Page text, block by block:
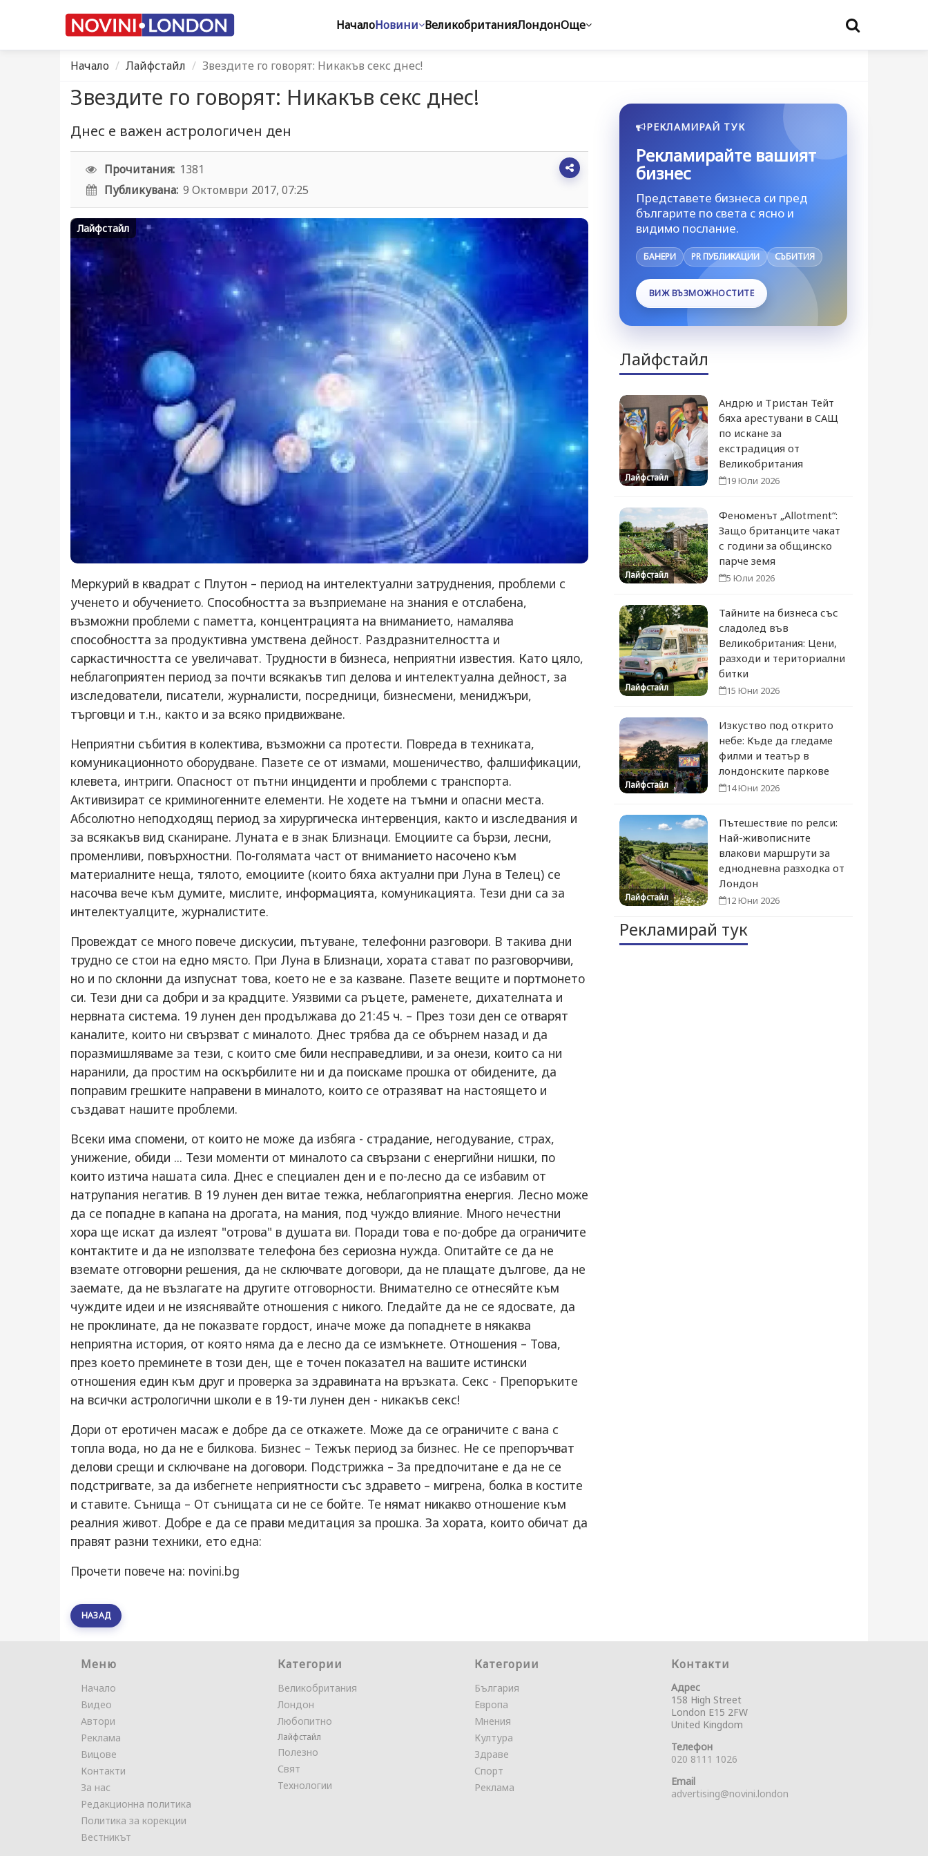
НачалоНовини ВеликобританияЛондонОще
Начало Лайфстайл Звездите го говорят: Никакъв секс днес!
Звездите го говорят: Никакъв секс днес!
Днес е важен астрологичен ден
Прочитания: 1381
Публикувана: 9 Октомври 2017, 07:25
Лайфстайл
Меркурий в квадрат с Плутон – период на интелектуални затруднения, проблеми с
ученето и обучението. Способността за възприемане на знания е отслабена,
възможни проблеми с паметта, концентрацията на вниманието, намалява
способността за продуктивна умствена дейност. Раздразнителността и
саркастичността се увеличават. Трудности в бизнеса, неприятни известия. Като цяло,
неблагоприятен период за почти всякакъв тип делова и интелектуална дейност, за
изследователи, писатели, журналисти, посредници, бизнесмени, мениджъри,
търговци и т.н., както и за всяко придвижване.
Неприятни събития в колектива, възможни са протести. Повреда в техниката,
комуникационното оборудване. Пазете се от измами, мошеничество, фалшификации,
клевета, интриги. Опасност от пътни инциденти и проблеми с транспорта.
Активизират се криминогенните елементи. Не ходете на тъмни и опасни места.
Абсолютно неподходящ период за хирургическа интервенция, както и изследвания и
за всякакъв вид сканиране. Луната e в знак Близнаци. Емоциите са бързи, лесни,
променливи, повърхностни. По-голямата част от вниманието насочено към
материалните неща, тялото, емоциите (които бяха актуални при Луна в Телец) се
насочва вече към думите, мислите, информацията, комуникацията. Тези дни са за
интелектуалците, журналистите.
Провеждат се много повече дискусии, пътуване, телефонни разговори. В такива дни
трудно се стои на едно място. При Луна в Близнаци, хората стават по разговорчиви,
но и по склонни да изпуснат това, което не е за казване. Пазете вещите и портмонето
си. Тези дни са добри и за крадците. Уязвими са ръцете, раменете, дихателната и
нервната система. 19 лунен ден продължава до 21:45 ч. – През този ден се отварят
каналите, които ни свързват с миналото. Днес трябва да се обърнем назад и да
поразмишляваме за тези, с които сме били несправедливи, и за онези, които са ни
наранили, да простим на оскърбилите ни и да поискаме прошка от обидените, да
поправим грешките направени в миналото, които се отразяват на настоящето и
създават нашите проблеми.
Всеки има спомени, от които не може да избяга - страдание, негодувание, страх,
унижение, обиди ... Тези моменти от миналото са свързани с енергийни нишки, по
които изтича нашата сила. Днес е специален ден и е по-лесно да се избавим от
натрупания негатив. В 19 лунен ден витае тежка, неблагоприятна енергия. Лесно може
да се попадне в капана на дрогата, на мания, под чуждо влияние. Много нечестни
хора ще искат да излеят "отрова" в душата ви. Поради това е по-добре да ограничите
контактите и да не използвате телефона без сериозна нужда. Опитайте се да не
вземате отговорни решения, да не сключвате договори, да не плащате дългове, да не
заемате, да не възлагате на другите отговорности. Внимателно се отнесяйте към
чуждите идеи и не изяснявайте отношения с никого. Гледайте да не се ядосвате, да
не проклинате, да не показвате гордост, иначе може да попаднете в някаква
неприятна история, от която няма да е лесно да се измъкнете. Отношения – Това,
през което преминете в този ден, ще е точен показател на вашите истински
отношения един към друг и проверка за здравината на връзката. Секс - Препоръките
на всички астрологични школи е в 19-ти лунен ден - никакъв секс!
Дори от еротичен масаж е добре да се откажете. Може да се ограничите с вана с
топла вода, но да не е билкова. Бизнес – Тежък период за бизнес. Не се препоръчват
делови срещи и сключване на договори. Подстрижка – За предпочитане е да не се
подстригвате, за да избегнете неприятности със здравето – мигрена, болка в костите
и ставите. Сънища – От сънищата си не се бойте. Те нямат никакво отношение към
реалния живот. Добре е да се прави медитация за прошка. За хората, които обичат да
правят разни техники, ето една:
Прочети повече на: novini.bg
НАЗАД
РЕКЛАМИРАЙ ТУК
Рекламирайте вашият
бизнес
Представете бизнеса си пред
българите по света с ясно и
видимо послание.
БАНЕРИ PR ПУБЛИКАЦИИ СЪБИТИЯ
ВИЖ ВЪЗМОЖНОСТИТЕ
Лайфстайл
Лайфстайл
Андрю и Тристан Тейт
бяха арестувани в САЩ
по искане за
екстрадиция от
Великобритания
19 Юли 2026
Лайфстайл
Феноменът „Allotment“:
Защо британците чакат
с години за общинско
парче земя
5 Юли 2026
Лайфстайл
Тайните на бизнеса със
сладолед във
Великобритания: Цени,
разходи и териториални
битки
15 Юни 2026
Лайфстайл
Изкуство под открито
небе: Къде да гледаме
филми и театър в
лондонските паркове
14 Юни 2026
Лайфстайл
Пътешествие по релси:
Най-живописните
влакови маршрути за
еднодневна разходка от
Лондон
12 Юни 2026
Рекламирай тук
Меню
Начало
Видео
Автори
Реклама
Вицове
Контакти
За нас
Редакционна политика
Политика за корекции
Вестникът
Категории
Великобритания
Лондон
Любопитно
Лайфстайл
Полезно
Свят
Технологии
Категории
България
Европа
Мнения
Култура
Здраве
Спорт
Реклама
Контакти
Адрес
158 High Street
London E15 2FW
United Kingdom
Телефон
020 8111 1026
Email
advertising@novini.london